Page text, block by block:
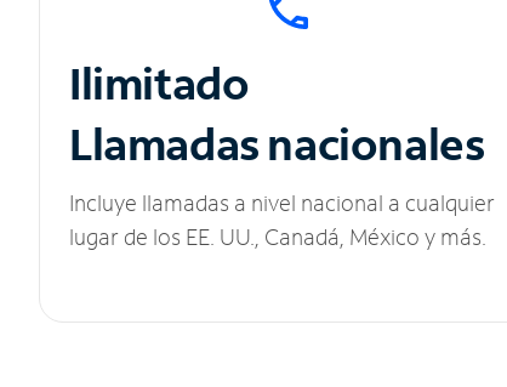
Ilimitado
Llamadas nacionales
Incluye llamadas a nivel nacional a cualquier
lugar de los EE. UU., Canadá, México y más.